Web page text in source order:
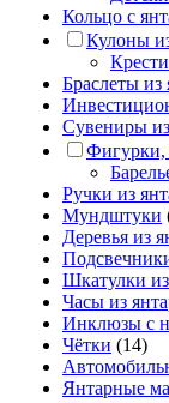
Кольцо с
Кулоны
Браслеты из
Сувениры
Фигурки,
Ручки из
Мундштуки
Деревья из
Шкатулки из
Часы из
Инклюзы с
Чётки (14)
Янтарные